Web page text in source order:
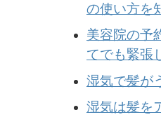
の使い方を
美容院の予
てでも緊張
湿気で髪が
湿気は髪を